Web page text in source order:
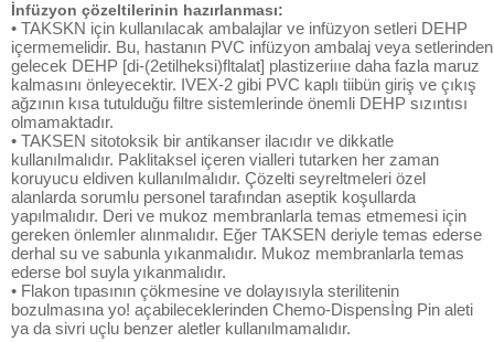
İnfüzyon çözeltilerinin hazırlanması:
• TAKSKN için kullanılacak ambalajlar ve infüzyon setleri DEHP
içermemelidir. Bu, hastanın PVC infüzyon ambalaj veya setlerinden
gelecek DEHP [di-(2etilheksi)fltalat] plastizeriııe daha fazla maruz
kalmasını önleyecektir. IVEX-2 gibi PVC kaplı tiibün giriş ve çıkış
ağzının kısa tutulduğu filtre sistemlerinde önemli DEHP sızıntısı
olmamaktadır.
• TAKSEN sitotoksik bir antikanser ilacıdır ve dikkatle
kullanılmalıdır. Paklitaksel içeren vialleri tutarken her zaman
koruyucu eldiven kullanılmalıdır. Çözelti seyreltmeleri özel
alanlarda sorumlu personel tarafından aseptik koşullarda
yapılmalıdır. Deri ve mukoz membranlarla temas etmemesi için
gereken önlemler alınmalıdır. Eğer TAKSEN deriyle temas ederse
derhal su ve sabunla yıkanmalıdır. Mukoz membranlarla temas
ederse bol suyla yıkanmalıdır.
• Flakon tıpasının çökmesine ve dolayısıyla sterilitenin
bozulmasına yo! açabileceklerinden Chemo-Dispensİng Pin aleti
ya da sivri uçlu benzer aletler kullanılmamalıdır.